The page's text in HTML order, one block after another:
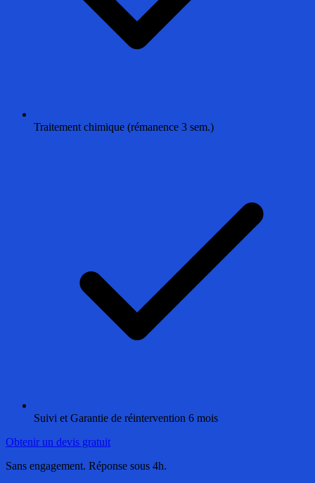
Traitement chimique (rémanence 3 sem.)
Suivi et Garantie de réintervention 6 mois
Obtenir un devis gratuit
Sans engagement. Réponse sous 4h.